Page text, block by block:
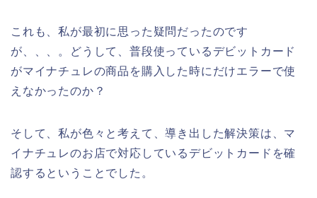
これも、私が最初に思った疑問だったのです
が、、、。どうして、普段使っているデビットカード
がマイナチュレの商品を購入した時にだけエラーで使
えなかったのか？
そして、私が色々と考えて、導き出した解決策は、マ
イナチュレのお店で対応しているデビットカードを確
認するということでした。